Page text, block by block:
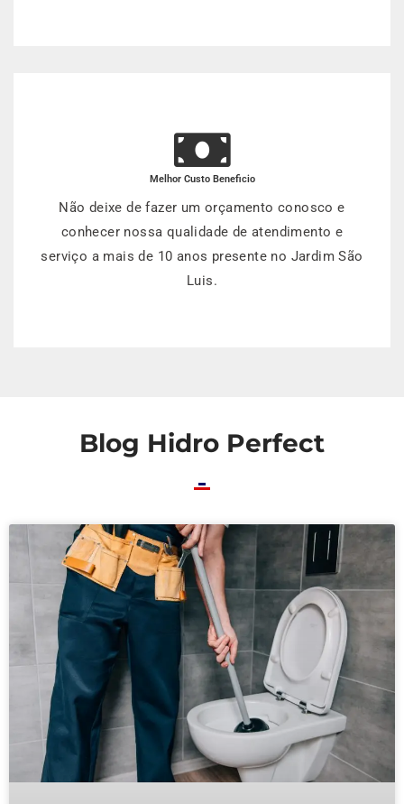
Melhor Custo Beneficio
Não deixe de fazer um orçamento conosco e
conhecer nossa qualidade de atendimento e
serviço a mais de 10 anos presente no Jardim São
Luis.
Blog Hidro Perfect